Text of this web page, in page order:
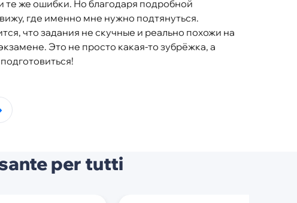
те же ошибки. Но благодаря подробной
где именно мне нужно подтянуться.
что задания не скучные и реально похожи на
Это не просто какая-то зубрёжка, а
per tutti